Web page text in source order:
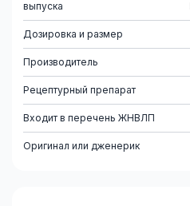
выпуска
Дозировка и размер
Производитель
Рецептурный препарат
Входит в перечень ЖНВЛП
Оригинал или дженерик